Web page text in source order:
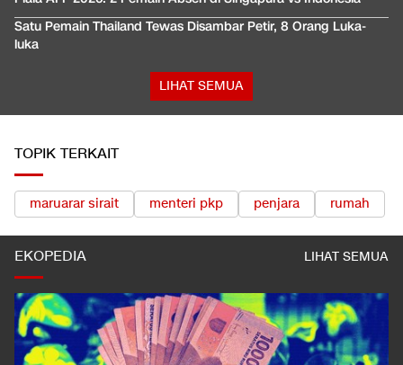
Satu Pemain Thailand Tewas Disambar Petir, 8 Orang Luka-
luka
LIHAT SEMUA
TOPIK TERKAIT
maruarar sirait menteri pkp penjara rumah
EKOPEDIA LIHAT SEMUA